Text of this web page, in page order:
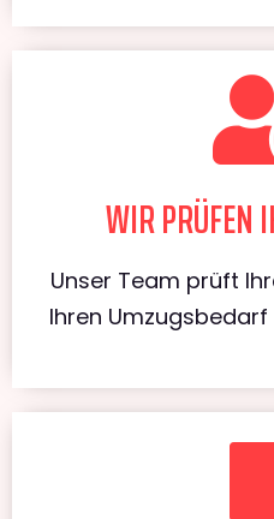
WIR PRÜFEN
Unser Team prüft
Ihren